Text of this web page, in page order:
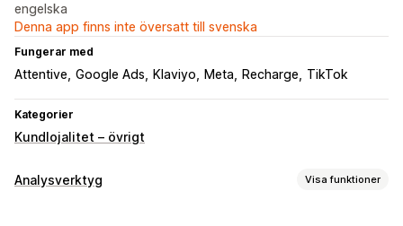
engelska
Denna app finns inte översatt till svenska
Fungerar med
Attentive Google Ads Klaviyo Meta Recharge TikTok
Kategorier
Kundlojalitet – övrigt
Analysverktyg Visa funktioner